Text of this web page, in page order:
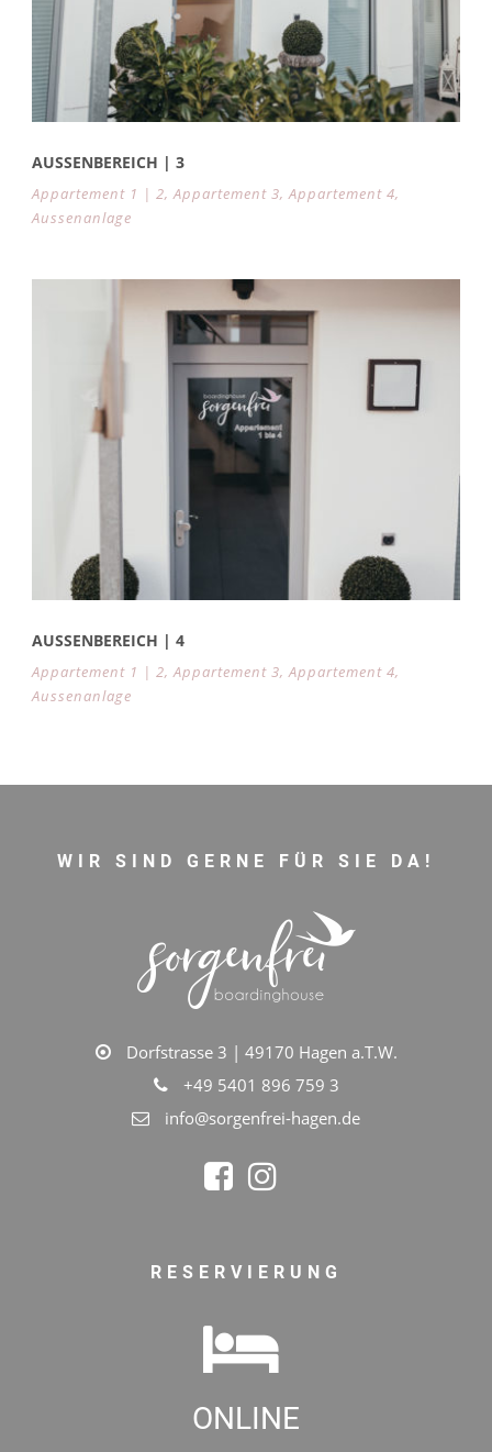
AUSSENBEREICH | 3
Appartement 1 | 2, Appartement 3, Appartement 4,
Aussenanlage
AUSSENBEREICH | 4
Appartement 1 | 2, Appartement 3, Appartement 4,
Aussenanlage
WIR SIND GERNE FÜR SIE DA!
Dorfstrasse 3 | 49170 Hagen a.T.W.
+49 5401 896 759 3
info@sorgenfrei-hagen.de
RESERVIERUNG
ONLINE